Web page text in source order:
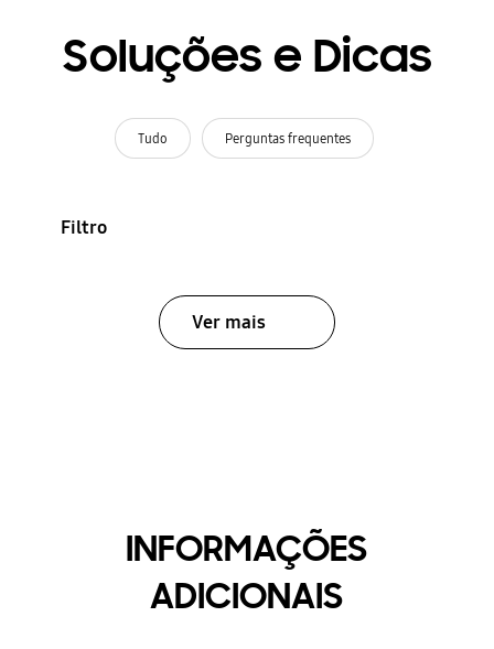
Soluções e Dicas
Tudo Perguntas frequentes
Filtro
Ver mais
INFORMAÇÕES
ADICIONAIS